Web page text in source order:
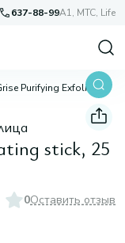
637-88-99A1, МТС, Life
Pate Grise Purifying Exfoliating stick, 25 г
stick, 25
0Оставить отзыв